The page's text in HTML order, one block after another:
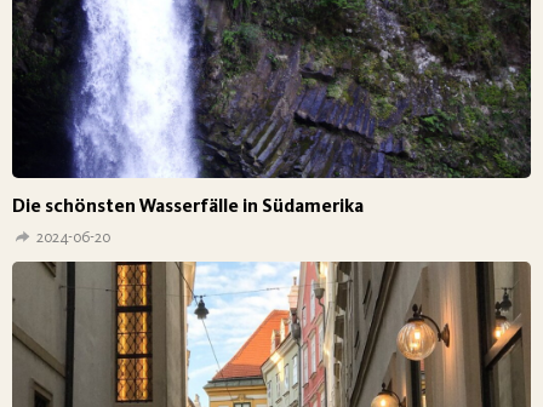
Die schönsten Wasserfälle in Südamerika
2024-06-20